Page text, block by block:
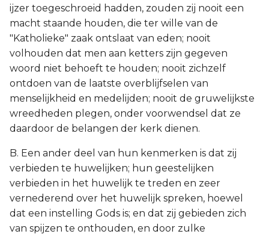
ijzer toegeschroeid hadden, zouden zij nooit een
macht staande houden, die ter wille van de
"Katholieke" zaak ontslaat van eden; nooit
volhouden dat men aan ketters zijn gegeven
woord niet behoeft te houden; nooit zichzelf
ontdoen van de laatste overblijfselen van
menselijkheid en medelijden; nooit de gruwelijkste
wreedheden plegen, onder voorwendsel dat ze
daardoor de belangen der kerk dienen.
B. Een ander deel van hun kenmerken is dat zij
verbieden te huwelijken; hun geestelijken
verbieden in het huwelijk te treden en zeer
vernederend over het huwelijk spreken, hoewel
dat een instelling Gods is; en dat zij gebieden zich
van spijzen te onthouden, en door zulke